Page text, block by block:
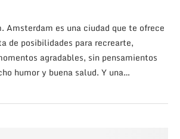
Amsterdam es una ciudad que te ofrece
de posibilidades para recrearte,
agradables, sin pensamientos
humor y buena salud. Y una…